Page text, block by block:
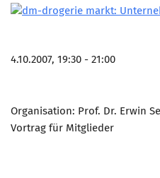
4.10.2007, 19:30 - 21:00
Organisation: Prof. Dr. Erwin
Vortrag für Mitglieder